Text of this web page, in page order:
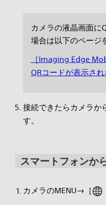
カメラの液晶画面に
場合は以下のページ
［Imaging Edge
QRコードが表示さ
接続できたらカメラか
す。
スマートフォンか
カメラのMENU→［